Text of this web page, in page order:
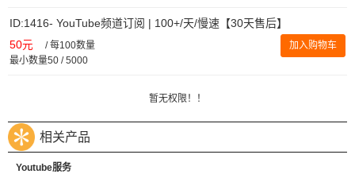
ID:1416- YouTube频道订阅 | 100+/天/慢速【30天售后】
50元 /每100数量
最小数量50 / 5000
加入购物车
暂无权限！！
相关产品
Youtube服务